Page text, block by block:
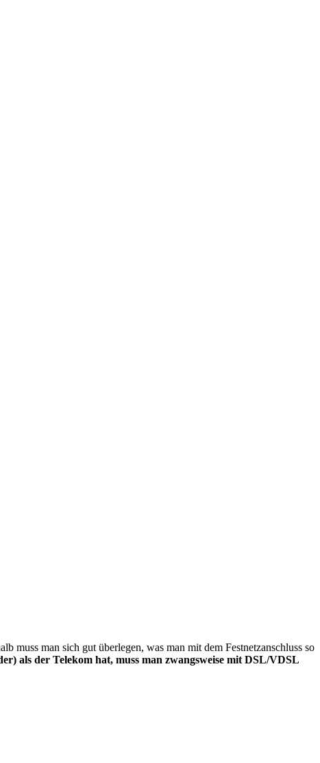
muss man sich gut überlegen, was man mit dem Festnetzanschluss so
als der Telekom hat, muss man zwangsweise mit DSL/VDSL